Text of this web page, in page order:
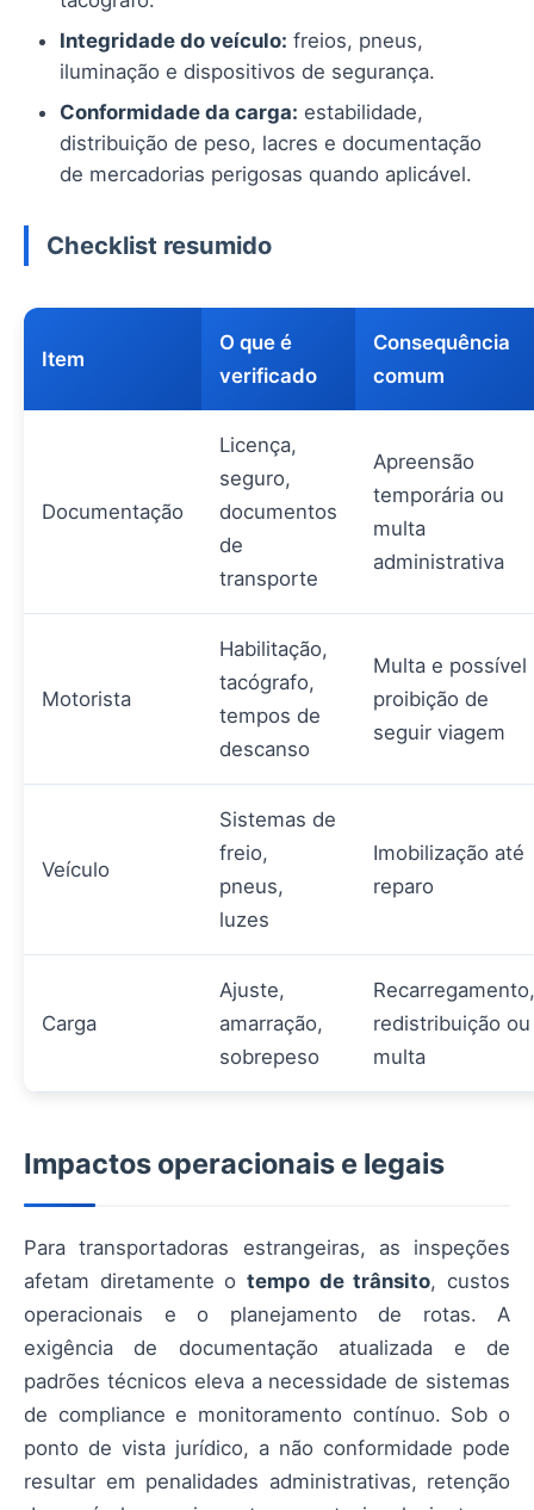
Integridade do veículo: freios, pneus,
iluminação e dispositivos de segurança.
Conformidade da carga: estabilidade,
distribuição de peso, lacres e documentação
de mercadorias perigosas quando aplicável.
Checklist resumido
Item
O que é
verificado
Consequência
comum
Documentação
Licença,
seguro,
documentos
de
transporte
Apreensão
temporária ou
multa
administrativa
Motorista
Habilitação,
tacógrafo,
tempos de
descanso
Multa e possível
proibição de
seguir viagem
Veículo
Sistemas de
freio,
pneus,
luzes
Imobilização até
reparo
Carga
Ajuste,
amarração,
sobrepeso
Recarregamento,
redistribuição ou
multa
Impactos operacionais e legais
Para transportadoras estrangeiras, as inspeções
afetam diretamente o tempo de trânsito, custos
operacionais e o planejamento de rotas. A
exigência de documentação atualizada e de
padrões técnicos eleva a necessidade de sistemas
de compliance e monitoramento contínuo. Sob o
ponto de vista jurídico, a não conformidade pode
resultar em penalidades administrativas, retenção